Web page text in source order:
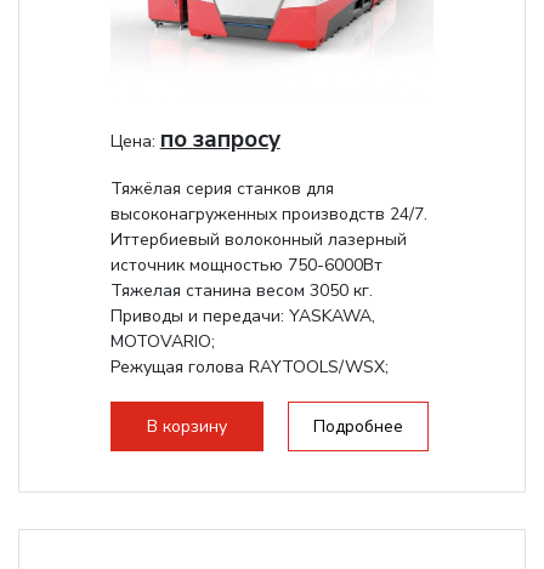
Цена: по запросу
Тяжёлая серия станков для
высоконагруженных производств 24/7.
Иттербиевый волоконный лазерный
источник мощностью 750-6000Вт
Тяжелая станина весом 3050 кг.
Приводы и передачи: YASKAWA,
MOTOVARIO;
Режущая голова RAYTOOLS/WSX;
В корзину Подробнее